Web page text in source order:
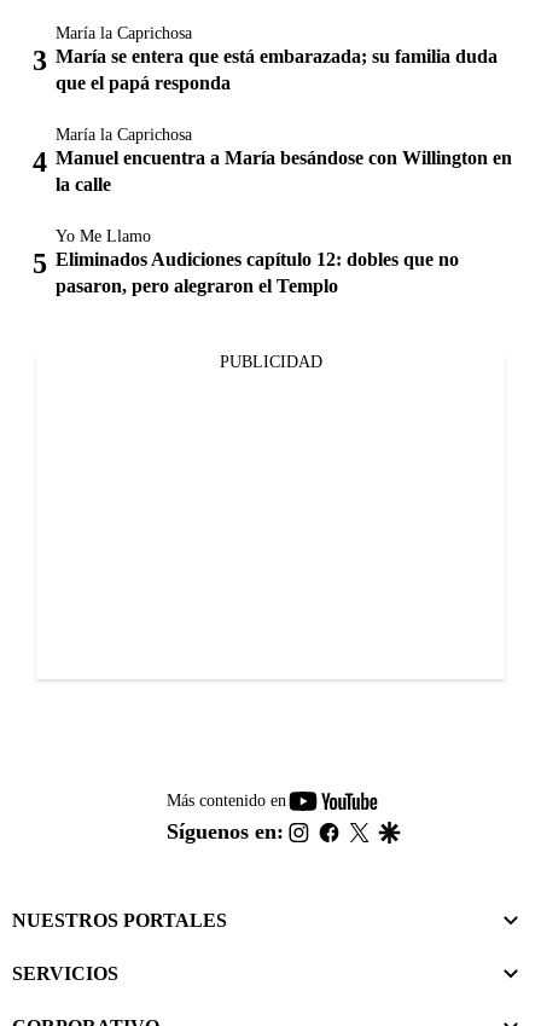
María la Caprichosa
María se entera que está embarazada; su familia duda
que el papá responda
María la Caprichosa
Manuel encuentra a María besándose con Willington en
la calle
Yo Me Llamo
Eliminados Audiciones capítulo 12: dobles que no
pasaron, pero alegraron el Templo
PUBLICIDAD
Más contenido en
youtube-
footer
Síguenos en: instagram
facebook
twitter
NUESTROS PORTALES
SERVICIOS